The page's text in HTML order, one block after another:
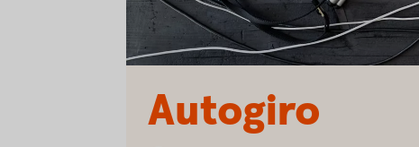
Autogiro